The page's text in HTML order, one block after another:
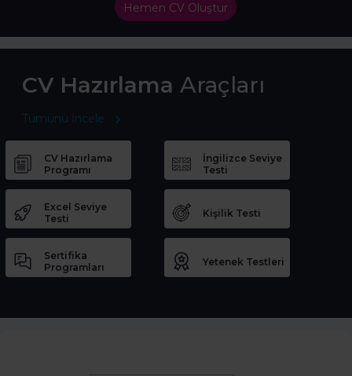
Hemen CV Oluştur
CV Hazırlama Araçları
Tümünü İncele
CV Hazırlama
Programı
İngilizce Seviye
Testi
Excel Seviye
Testi
Kişilik Testi
Sertifika
Programları
Yetenek Testleri